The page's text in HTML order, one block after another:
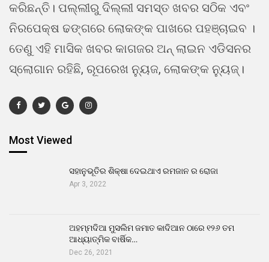
କରିଛନ୍ତି। ପଲ୍ଲୀରୁ ଦିଲ୍ଲୀ ସମସ୍ତ ଖବର ସଠିକ ଏବଂ
ନିରପେକ୍ଷ ଢଙ୍ଗରେ ଲୋକଙ୍କ ପାଖରେ ପହଞ୍ଚାଇବ ।
ତେଣୁ ଏହି ମାସିକ ଖବର କାଗଜର ଅନ୍ ଲାଇନ ଏଡିସନର
ସ୍ଲୋଗାନ ରହିଛି, ରୂପରେଖ ନ୍ୟୁଜ, ଲୋକଙ୍କ ନ୍ୟୁଜ୍।
Most Viewed
ସହାନୁଭୂତିର ଶିକ୍ଷା ଦେଇଥାଏ ରମଜାନ ର ରୋଜା
Apr 3, 2022
ଅହମ୍ମଦିଆ ମୁସଲିମ ଜମାତ କାଦିଆନ ଠାରେ ୧୨୬ ତମ
ଆଧ୍ୟାତ୍ମିକ ବାର୍ଷିକ…
Dec 26, 2021